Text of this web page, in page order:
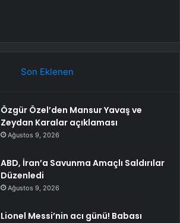
Son Eklenen
Özgür Özel’den Mansur Yavaş ve
Zeydan Karalar açıklaması
Ağustos 9, 2026
ABD, İran’a Savunma Amaçlı Saldırılar
Düzenledi
Ağustos 9, 2026
Lionel Messi’nin acı günü! Babası